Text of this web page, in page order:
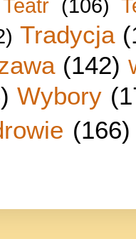
Teatr (106)
Tradycja
(142)
Wybory
(166)